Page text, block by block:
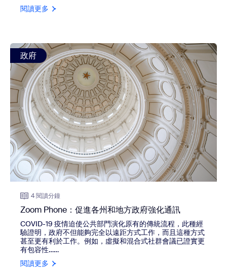
閱讀更多
view: Zoom Phone：促進各州和地方政府強化通訊
政府
4 閱讀分鐘
Zoom Phone：促進各州和地方政府強化通訊
COVID-19 疫情迫使公共部門演化原有的傳統流程，此種經
驗證明，政府不但能夠完全以遠距方式工作，而且這種方式
甚至更有利於工作。例如，虛擬和混合式社群會議已證實更
有包容性……
閱讀更多